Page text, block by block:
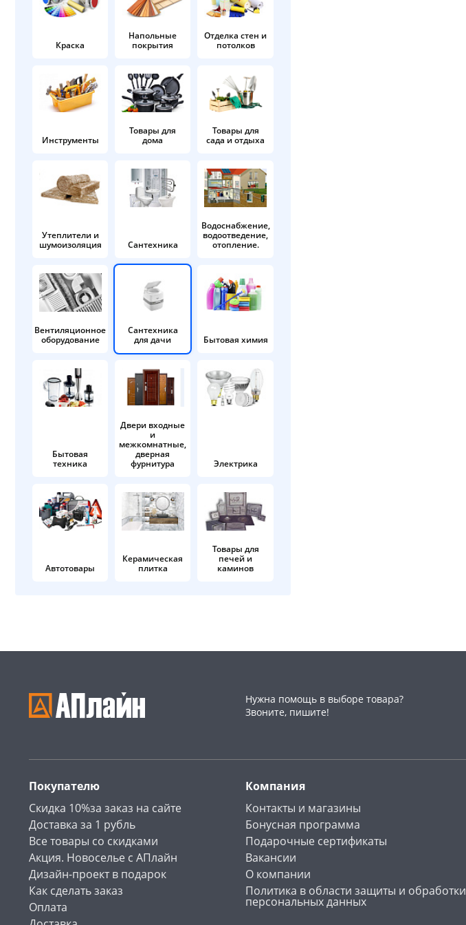
Краска
Напольные
покрытия
Отделка стен и
потолков
Инструменты
Товары для
дома
Товары для
сада и отдыха
Утеплители и
шумоизоляция
Сантехника
Водоснабжение,
водоотведение,
отопление.
Вентиляционное
оборудование
Сантехника
для дачи
Бытовая химия
Бытовая
техника
Двери входные
и
межкомнатные,
дверная
фурнитура
Электрика
Автотовары
Керамическая
плитка
Товары для
печей и
каминов
Нужна помощь в выборе товара?
Звоните, пишите!
Покупателю
Скидка 10%за заказ на сайте
Доставка за 1 рубль
Все товары со скидками
Акция. Новоселье с АПлайн
Дизайн-проект в подарок
Как сделать заказ
Оплата
Компания
Контакты и магазины
Бонусная программа
Подарочные сертификаты
Вакансии
О компании
Политика в области защиты и обработки
персональных данных